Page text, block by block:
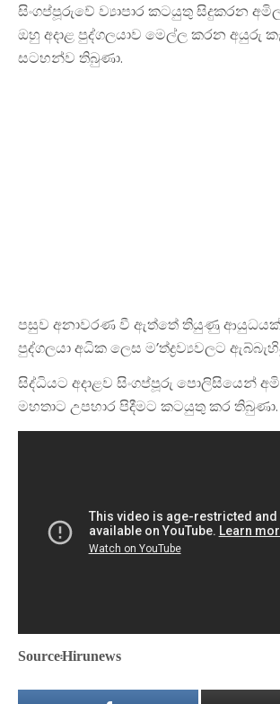
සිංගප්පූරුවේ ව්‍යාපාර කටයුතු සිදුකරන
ඔහු අදාළ පුද්ගලයාව මෙල්ල කරන අයුරු
සටහන්ව තිබුණා.
පසුව අනාවරණ වී ඇත්තේ තියුණු ආයුධයක්
පුද්ගලයා අධික ලෙස ම’ත්ද්‍රව්‍යවලට
සිද්ධියට අදාළව සිංගප්පූරු පොලිසියෙන්
මහතාට උපහාර පිදීමට කටයුතු කර තිබුණා.
Source:Hirunews